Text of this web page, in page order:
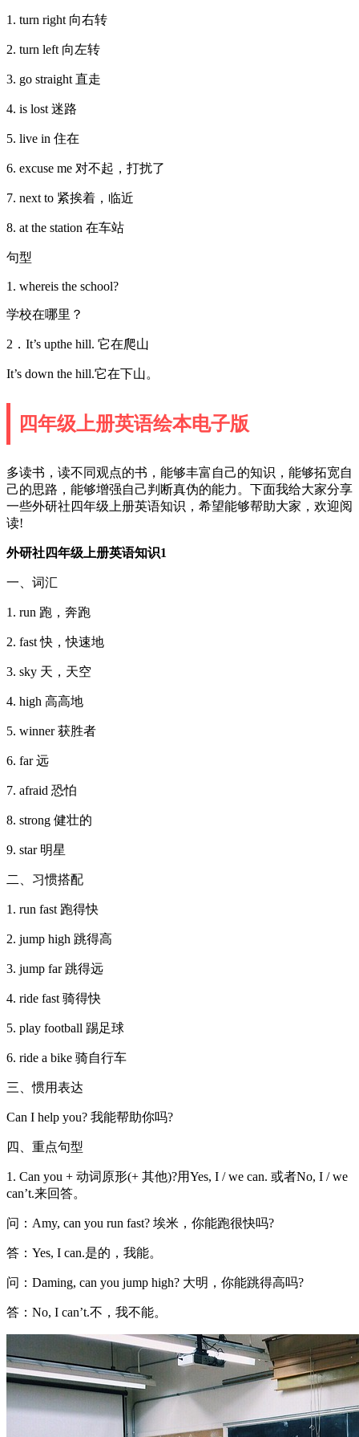
1. turn right 向右转
2. turn left 向左转
3. go straight 直走
4. is lost 迷路
5. live in 住在
6. excuse me 对不起，打扰了
7. next to 紧挨着，临近
8. at the station 在车站
句型
1. whereis the school?
学校在哪里？
2．It’s upthe hill. 它在爬山
It’s down the hill.它在下山。
四年级上册英语绘本电子版
多读书，读不同观点的书，能够丰富自己的知识，能够拓宽自
己的思路，能够增强自己判断真伪的能力。下面我给大家分享
一些外研社四年级上册英语知识，希望能够帮助大家，欢迎阅
读!
外研社四年级上册英语知识1
一、词汇
1. run 跑，奔跑
2. fast 快，快速地
3. sky 天，天空
4. high 高高地
5. winner 获胜者
6. far 远
7. afraid 恐怕
8. strong 健壮的
9. star 明星
二、习惯搭配
1. run fast 跑得快
2. jump high 跳得高
3. jump far 跳得远
4. ride fast 骑得快
5. play football 踢足球
6. ride a bike 骑自行车
三、惯用表达
Can I help you? 我能帮助你吗?
四、重点句型
1. Can you + 动词原形(+ 其他)?用Yes, I / we can. 或者No, I / we
can’t.来回答。
问：Amy, can you run fast? 埃米，你能跑很快吗?
答：Yes, I can.是的，我能。
问：Daming, can you jump high? 大明，你能跳得高吗?
答：No, I can’t.不，我不能。